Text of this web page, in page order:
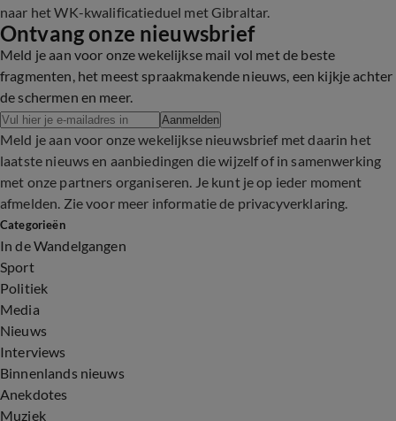
naar het WK-kwalificatieduel met Gibraltar.
Ontvang onze nieuwsbrief
Meld je aan voor onze wekelijkse mail vol met de beste
fragmenten, het meest spraakmakende nieuws, een kijkje achter
de schermen en meer.
Aanmelden
Meld je aan voor onze wekelijkse nieuwsbrief met daarin het
laatste nieuws en aanbiedingen die wijzelf of in samenwerking
met onze partners organiseren. Je kunt je op ieder moment
afmelden. Zie voor meer informatie de privacyverklaring.
Categorieën
In de Wandelgangen
Sport
Politiek
Media
Nieuws
Interviews
Binnenlands nieuws
Anekdotes
Muziek